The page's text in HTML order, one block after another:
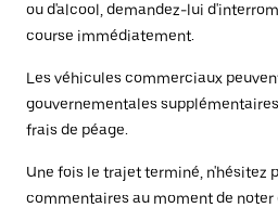
ou d'alcool, demandez-lui
course immédiatement.
Les véhicules commerciaux
gouvernementales
frais de péage.
Une fois le trajet terminé, n'hésitez
commentaires au moment de noter